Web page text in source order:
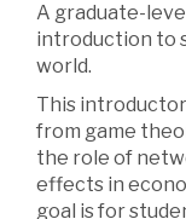
A graduate-
introduction to
world.
This
from game
the role of
effects in
goal is for